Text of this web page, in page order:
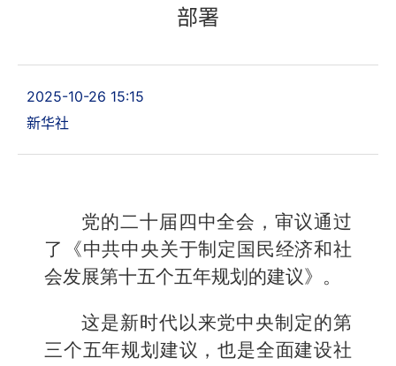
部署
2025-10-26 15:15
新华社
党的二十届四中全会，审议通过
了《中共中央关于制定国民经济和社
会发展第十五个五年规划的建议》。
这是新时代以来党中央制定的第
三个五年规划建议，也是全面建设社